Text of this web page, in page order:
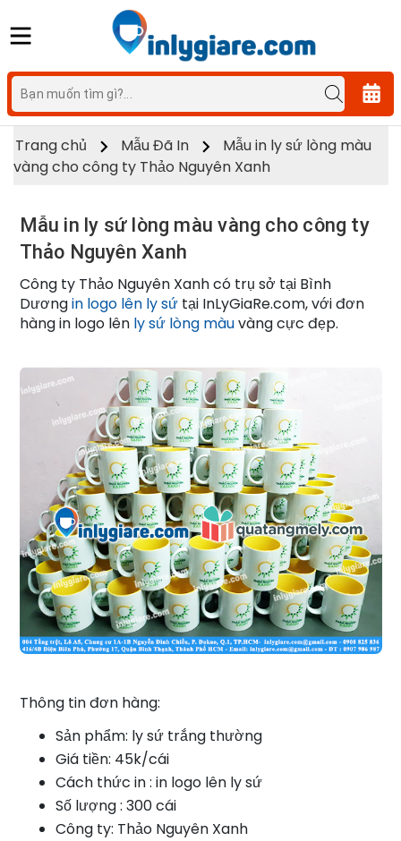
Trang chủ Mẫu Đã In
Mẫu in ly sứ lòng màu
vàng cho công ty Thảo Nguyên Xanh
Mẫu in ly sứ lòng màu vàng cho công ty
Thảo Nguyên Xanh
Công ty Thảo Nguyên Xanh có trụ sở tại Bình
Dươngin logo lên ly sứtại InLyGiaRe.com, với đơn
hàng in logo lên ly sứ lòng màuvàng cực đẹp.
Thông tin đơn hàng:
Sản phẩm: ly sứ trắng thường
Giá tiền: 45k/cái
Cách thức in : in logo lên ly sứ
Số lượng : 300 cái
Công ty: Thảo Nguyên Xanh